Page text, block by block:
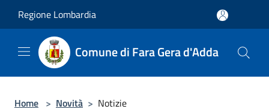
Regione Lombardia
Comune di Fara Gera d'Adda
Home > Novità > Notizie